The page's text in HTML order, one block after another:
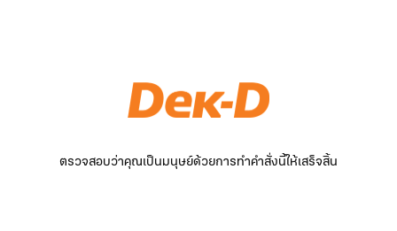
ตรวจสอบว่าคุณเป็นมนุษย์ด้วยการทำคำสั่งนี้ให้เสร็จสิ้น